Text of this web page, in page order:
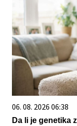
06. 08. 2026 06:38
Da li je genetika